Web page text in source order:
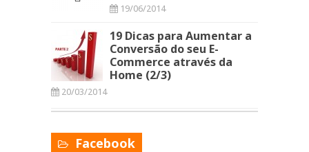
19/06/2014
19 Dicas para Aumentar a
Conversão do seu E-
Commerce através da
Home (2/3)
20/03/2014
Facebook